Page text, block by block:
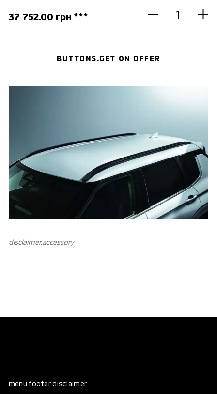
37 752.00 грн ***
BUTTONS.GET ON OFFER
disclaimer.аccessory
menu.footer disclaimer